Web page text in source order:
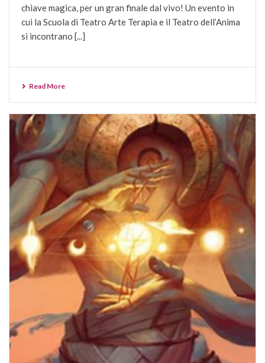
chiave magica, per un gran finale dal vivo! Un evento in
cui la Scuola di Teatro Arte Terapia e il Teatro dell’Anima
si incontrano [...]
Read More